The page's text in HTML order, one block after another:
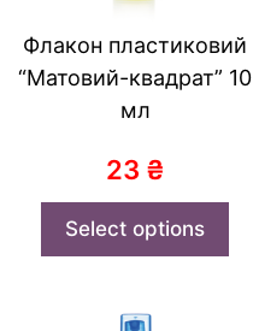
Флакон пластиковий
“Матовий-квадрат” 10
мл
23 ₴
Select options